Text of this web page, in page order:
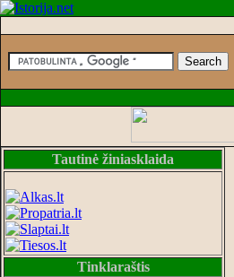
Tautinė žiniasklaida
Tinklaraštis